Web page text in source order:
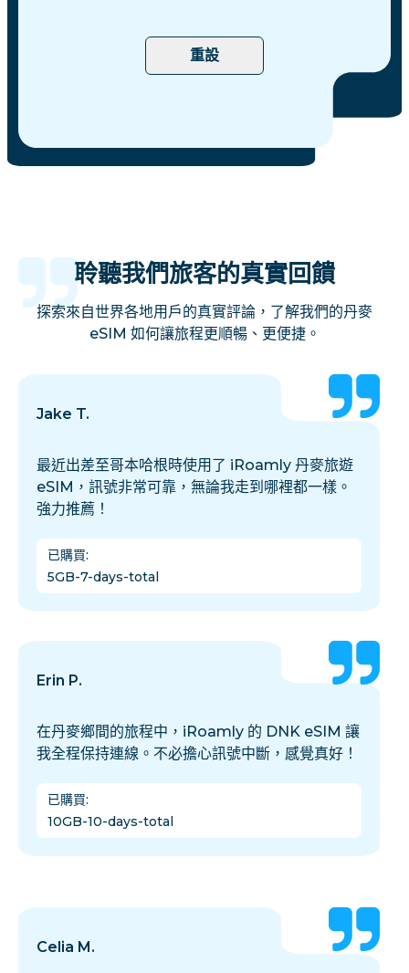
重設
聆聽我們旅客的真實回饋
探索來自世界各地用戶的真實評論，了解我們的丹麥
eSIM 如何讓旅程更順暢、更便捷。
Jake T.
最近出差至哥本哈根時使用了 iRoamly 丹麥旅遊
eSIM，訊號非常可靠，無論我走到哪裡都一樣。
強力推薦！
已購買:
5GB-7-days-total
Erin P.
在丹麥鄉間的旅程中，iRoamly 的 DNK eSIM 讓
我全程保持連線。不必擔心訊號中斷，感覺真好！
已購買:
10GB-10-days-total
Celia M.